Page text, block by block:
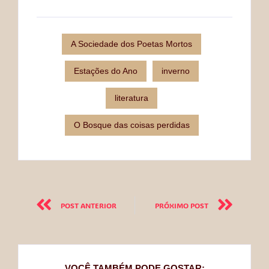
A Sociedade dos Poetas Mortos
Estações do Ano inverno
literatura
O Bosque das coisas perdidas
POST ANTERIOR PRÓXIMO POST